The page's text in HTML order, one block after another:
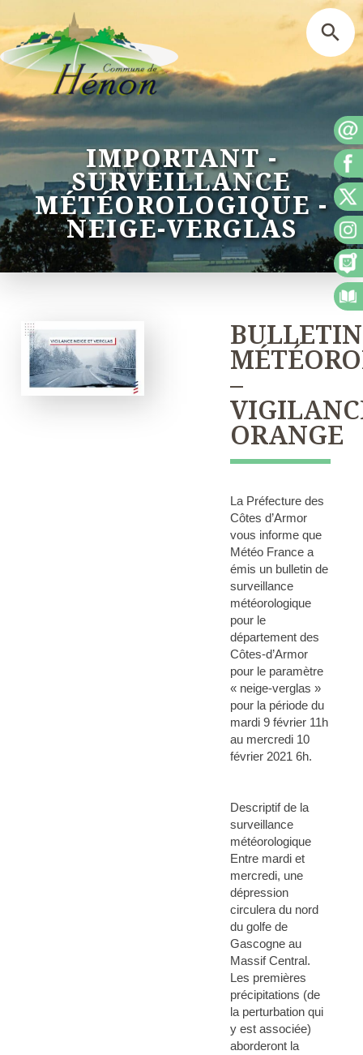
IMPORTANT -
SURVEILLANCE
MÉTÉOROLOGIQUE -
NEIGE-VERGLAS
BULLETIN
–
ORANGE
La Préfecture des
Côtes d’Armor
vous informe que
Météo France a
émis un bulletin de
surveillance
météorologique
pour le
département des
Côtes-d’Armor
pour le paramètre
« neige-verglas »
pour la période du
mardi 9 février 11h
au mercredi 10
février 2021 6h.
Descriptif de la
surveillance
météorologique
Entre mardi et
mercredi, une
dépression
circulera du nord
du golfe de
Gascogne au
Massif Central.
Les premières
précipitations (de
la perturbation qui
y est associée)
aborderont la